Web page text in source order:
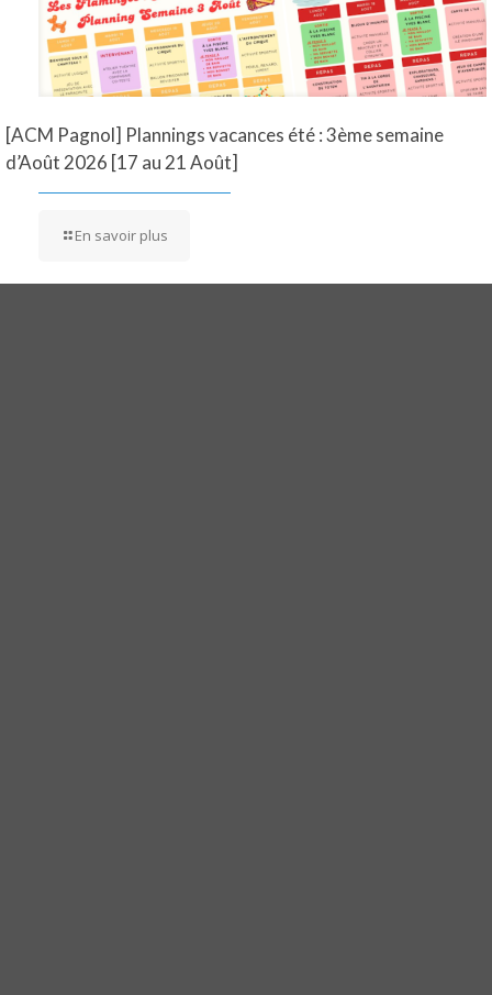
[ACM Pagnol] Plannings vacances été : 3ème semaine
d’Août 2026 [17 au 21 Août]
En savoir plus